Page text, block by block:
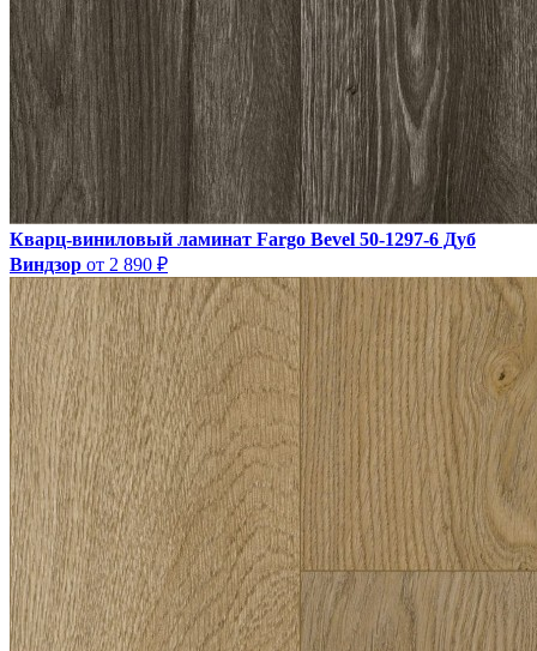
Кварц-виниловый ламинат Fargo Bevel 50-1297-6 Дуб
Виндзор от 2 890 ₽